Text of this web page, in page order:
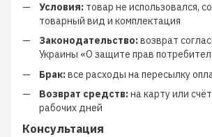
Условия: товар не использовался,
товарный вид и комплектация
Законодательство:возврат
Украины «О защите прав
Брак:все расходы на пересылку
Возврат средств:на карту или
рабочих дней
Консультация